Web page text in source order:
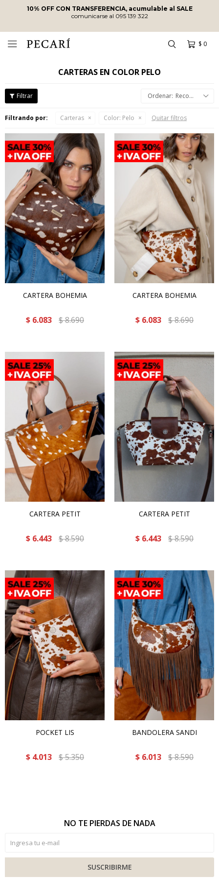
10% OFF CON TRANSFERENCIA, acumulable al SALE
comunicarse al 095 139 322
$ 0

CARTERAS EN COLOR PELO
Recomendados
Filtrando por: Carteras Color: Pelo Quitar filtros
CARTERA BOHEMIA
$ 6.083 $8.690
CARTERA BOHEMIA
$ 6.083 $8.690
CARTERA PETIT
$ 6.443 $8.590
CARTERA PETIT
$ 6.443 $8.590
POCKET LIS
$ 4.013 $5.350
BANDOLERA SANDI
$ 6.013 $8.590
NO TE PIERDAS DE NADA
SUSCRIBIRME